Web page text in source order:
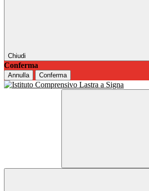
Chiudi
Conferma
Annulla Conferma